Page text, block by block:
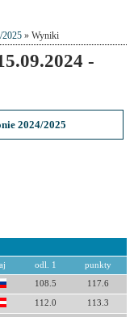
2025» Wyniki
-
2024/2025
odl. 1 punkty
108.5 117.6
112.0 113.3